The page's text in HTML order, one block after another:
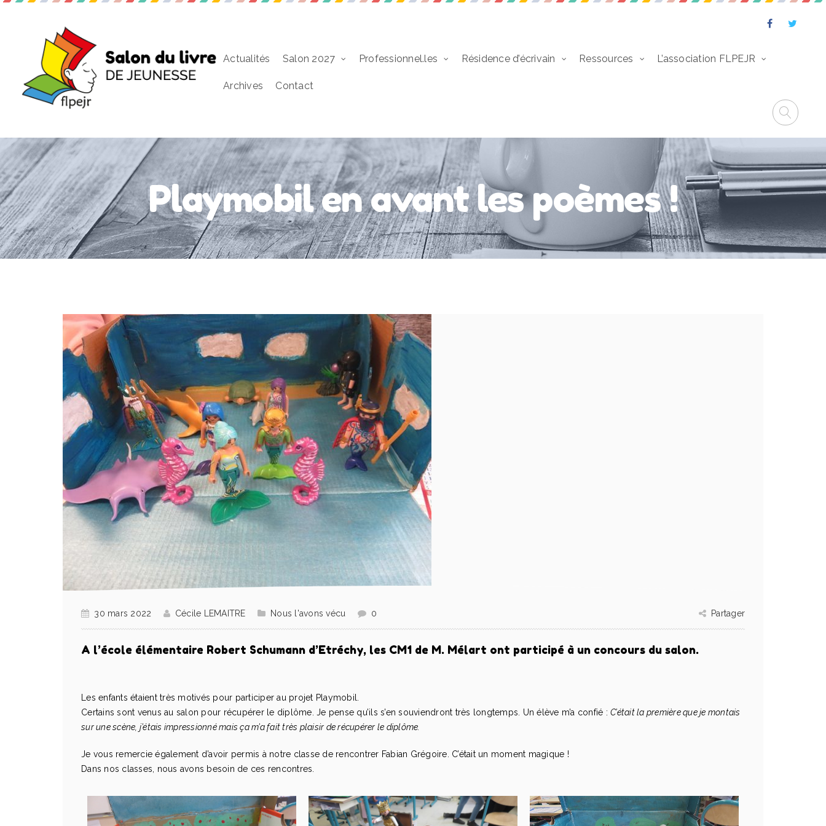
Actualités Salon 2027 Professionnel.les Résidence d’écrivain Ressources L’association FLPEJR
Archives Contact
Playmobil en avant les poèmes !
30 mars 2022 Cécile LEMAITRE Nous l'avons vécu 0 Partager
A l’école élémentaire Robert Schumann d’Etréchy, les CM1 de M. Mélart ont participé à un concours du salon.
Les enfants étaient très motivés pour participer au projet Playmobil.
Certains sont venus au salon pour récupérer le diplôme. Je pense qu’ils s’en souviendront très longtemps. Un élève m’a confié : C’était la première que je montais
sur une scène, j’étais impressionné mais ça m’a fait très plaisir de récupérer le diplôme.
Je vous remercie également d’avoir permis à notre classe de rencontrer Fabian Grégoire. C’était un moment magique !
Dans nos classes, nous avons besoin de ces rencontres.